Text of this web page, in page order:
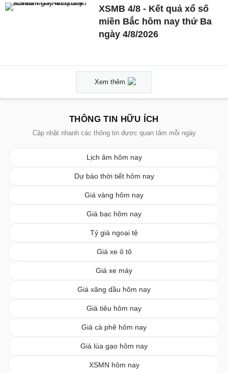
XSMB 4/8 - Kết quả xổ số
miền Bắc hôm nay thứ Ba
ngày 4/8/2026
Xem thêm
THÔNG TIN HỮU ÍCH
Cập nhật nhanh các thông tin được quan tâm mỗi ngày
Lịch âm hôm nay
Dự báo thời tiết hôm nay
Giá vàng hôm nay
Giá bạc hôm nay
Tỷ giá ngoại tệ
Giá xe ô tô
Giá xe máy
Giá xăng dầu hôm nay
Giá tiêu hôm nay
Giá cà phê hôm nay
Giá lúa gạo hôm nay
XSMN hôm nay